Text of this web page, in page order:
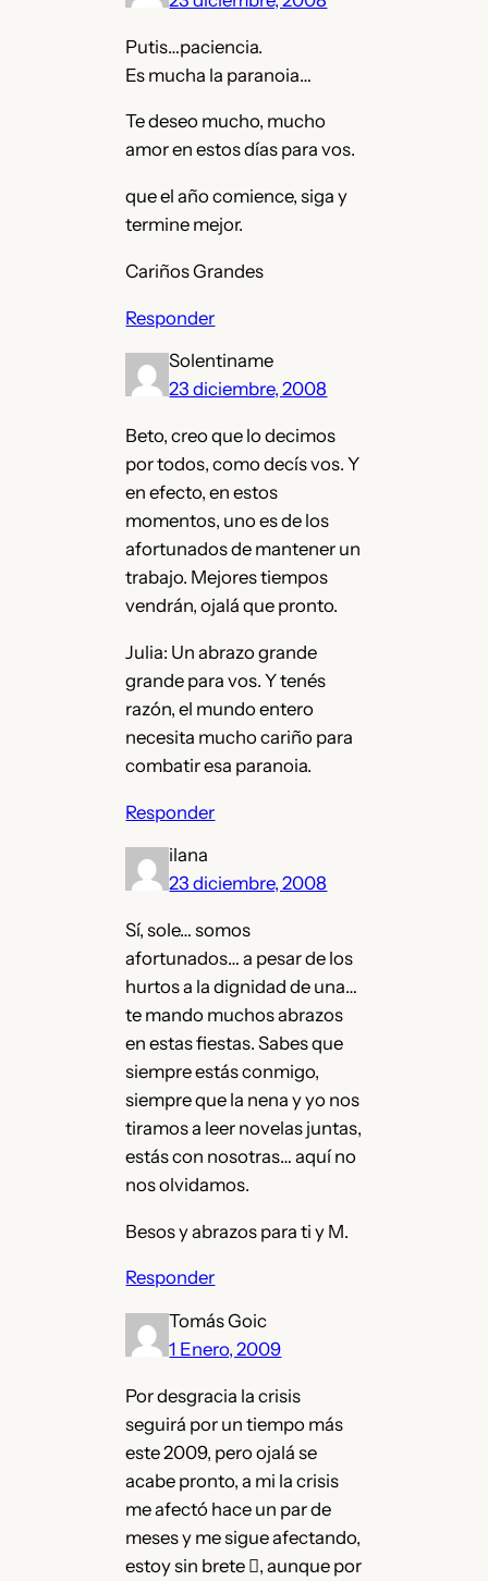
Putis…paciencia.
Es mucha la paranoia…
Te deseo mucho, mucho
amor en estos días para vos.
que el año comience, siga y
termine mejor.
Cariños Grandes
Responder
Solentiname
23 diciembre, 2008
Beto, creo que lo decimos
por todos, como decís vos. Y
en efecto, en estos
momentos, uno es de los
afortunados de mantener un
trabajo. Mejores tiempos
vendrán, ojalá que pronto.
Julia: Un abrazo grande
grande para vos. Y tenés
razón, el mundo entero
necesita mucho cariño para
combatir esa paranoia.
Responder
ilana
23 diciembre, 2008
Sí, sole… somos
afortunados… a pesar de los
hurtos a la dignidad de una…
te mando muchos abrazos
en estas fiestas. Sabes que
siempre estás conmigo,
siempre que la nena y yo nos
tiramos a leer novelas juntas,
estás con nosotras… aquí no
nos olvidamos.
Besos y abrazos para ti y M.
Responder
Tomás Goic
1 Enero, 2009
Por desgracia la crisis
seguirá por un tiempo más
este 2009, pero ojalá se
acabe pronto, a mi la crisis
me afectó hace un par de
meses y me sigue afectando,
estoy sin brete , aunque por